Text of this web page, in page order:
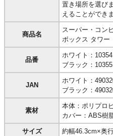
置き場所を選び
えることができ
商品名
スーパー・コン
ボックス タワー
品番
ホワイト：10354
ブラック：10355
JAN
ホワイト：
ブラック：
素材
本体：ポリプロ
カバー：ABS樹
サイズ 約幅46.3cm×奥